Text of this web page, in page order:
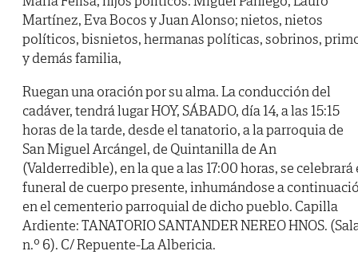
Martínez, Eva Bocos y Juan Alonso; nietos, nietos
políticos, bisnietos, hermanas políticas, sobrinos,
y demás familia,
Ruegan una oración por su alma. La conducción del
cadáver, tendrá lugar HOY, SÁBADO, día 14, a las 15:15
horas de la tarde, desde el tanatorio, a la parroquia de
San Miguel Arcángel, de Quintanilla de An
(Valderredible), en la que a las 17:00 horas, se celebrará
funeral de cuerpo presente, inhumándose a
en el cementerio parroquial de dicho pueblo. Capilla
Ardiente: TANATORIO SANTANDER NEREO HNOS.
n.º 6). C/ Repuente-La Albericia.